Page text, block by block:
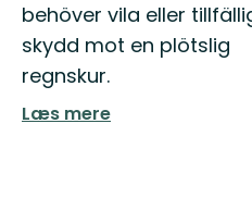
behöver vila eller
skydd mot en plötslig
regnskur.
Læs mere